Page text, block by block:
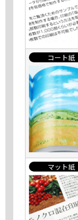
コート紙
マット紙